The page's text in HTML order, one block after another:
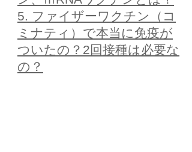
5. ファイザーワクチン（コ
ミナティ）で本当に 免疫が
ついたの？2回接種は必要な
の？